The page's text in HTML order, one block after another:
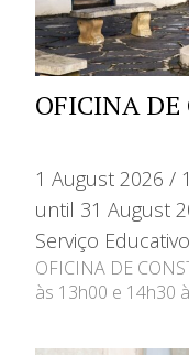
OFICINA DE
1 August 2026 /
until 31 August
Serviço
OFICINA DE
às 13h00 e 14h30